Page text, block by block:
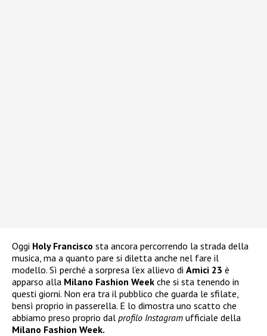
Oggi Holy Francisco sta ancora percorrendo la strada della
musica, ma a quanto pare si diletta anche nel fare il
modello. Sì perché a sorpresa l’ex allievo di Amici 23 è
apparso alla Milano Fashion Week che si sta tenendo in
questi giorni. Non era tra il pubblico che guarda le sfilate,
bensì proprio in passerella. E lo dimostra uno scatto che
abbiamo preso proprio dal profilo Instagram ufficiale della
Milano Fashion Week.